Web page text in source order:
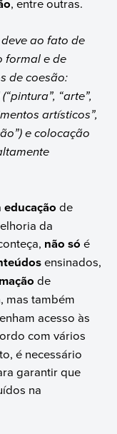
, entre outras.
ao fato de
formal e de
de coesão:
“arte”,
artísticos”,
e colocação
educação de
da
não só é
ensinados,
de
, mas também
acesso às
com vários
é necessário
garantir que
na